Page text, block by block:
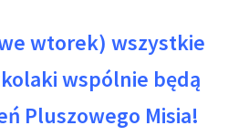
wtorek) wszystkie
wspólnie będą
Pluszowego Misia!